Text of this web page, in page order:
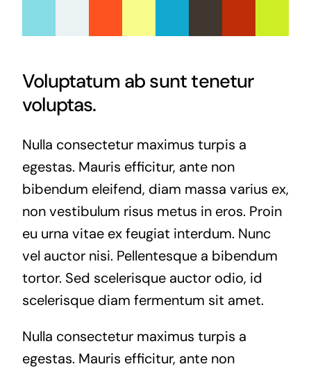
Voluptatum ab sunt tenetur
voluptas.
Nulla consectetur maximus turpis a
egestas. Mauris efficitur, ante non
bibendum eleifend, diam massa varius ex,
non vestibulum risus metus in eros. Proin
eu urna vitae ex feugiat interdum. Nunc
vel auctor nisi. Pellentesque a bibendum
tortor. Sed scelerisque auctor odio, id
scelerisque diam fermentum sit amet.
Nulla consectetur maximus turpis a
egestas. Mauris efficitur, ante non